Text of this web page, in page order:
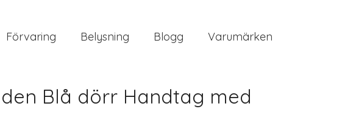
Förvaring Belysning Blogg Varumärken
Blå dörr Handtag med